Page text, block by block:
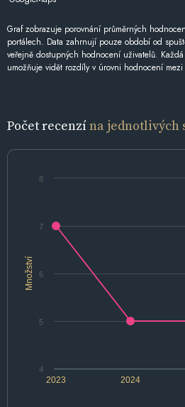
Graf zobrazuje porovnání průměrných
portálech. Data zahrnují pouze období od
veřejně dostupných hodnocení uživatelů.
umožňuje vidět rozdíly v úrovni hodnocení
Počet recenzína jednotlivých
Množství
2024
2023
5
6
7
4
8